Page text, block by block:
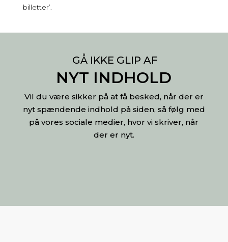
billetter’.
GÅ IKKE GLIP AF
NYT INDHOLD
Vil du være sikker på at få besked, når der er
nyt spændende indhold på siden, så følg med
på vores sociale medier, hvor vi skriver, når
der er nyt.